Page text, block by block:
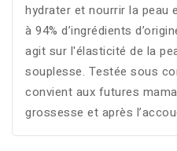
hydrater et nourrir la peau
à 94% d’ingrédients
agit sur l'élasticité de la
souplesse. Testée sous
convient aux futures
grossesse et après